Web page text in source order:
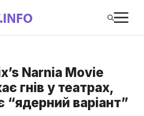
Narnia Movie
гнів у театрах,
“ядерний варіант”